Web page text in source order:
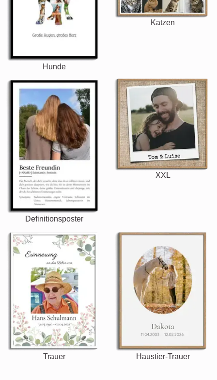
Hunde
Katzen
Definitionsposter
XXL
Trauer Haustier-Trauer